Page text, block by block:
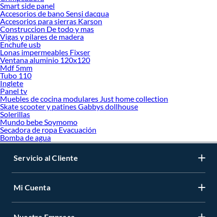
Smart side panel
Accesorios de bano Sensi dacqua
Accesorios para sierras Karson
Construccion De todo y mas
Vigas y pilares de madera
Enchufe usb
Lonas impermeables Fixser
Ventana aluminio 120x120
Mdf 5mm
Tubo 110
Inglete
Panel tv
Muebles de cocina modulares Just home collection
Skate scooter y patines Gabbys dollhouse
Solerillas
Mundo bebe Soymomo
Secadora de ropa Evacuación
Bomba de agua
Servicio al Cliente
Mi Cuenta